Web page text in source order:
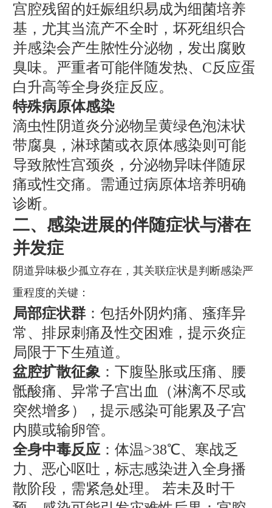
宫腔残留的妊娠组织易成为细菌培养
基，尤其当流产不全时，坏死组织合
并感染会产生脓性分泌物，发出腐败
臭味。严重者可能伴随发热、C反应蛋
白升高等全身炎症反应。
特殊病原体感染
滴虫性阴道炎分泌物呈黄绿色泡沫状
带腐臭，淋球菌或衣原体感染则可能
导致脓性宫颈炎，分泌物异味伴随尿
痛或性交痛。需通过病原体培养明确
诊断。
二、感染进展的伴随症状与潜在
并发症
阴道异味极少孤立存在，其关联症状是判断感染严
重程度的关键：
局部症状群 ：包括外阴灼痛、瘙痒异
常、排尿刺痛及性交困难，提示炎症
局限于下生殖道。
盆腔扩散征象 ：下腹坠胀或压痛、腰
骶酸痛、异常子宫出血（淋漓不尽或
突然增多），提示感染可能累及子宫
内膜或输卵管。
全身中毒反应 ：体温>38℃、寒战乏
力、恶心呕吐，标志感染进入全身播
散阶段，需紧急处理。 若未及时干